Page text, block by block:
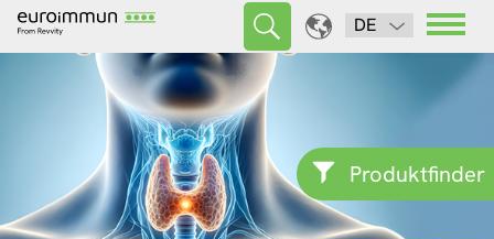
DE
Produktfinder